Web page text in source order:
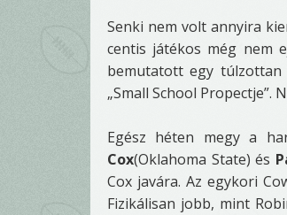
Senki nem volt annyira
centis játékos még nem
bemutatott egy
„Small School Propectje”.
Egész héten megy a
Cox(Oklahoma State) és
Cox javára. Az egykori
Fizikálisan jobb, mint